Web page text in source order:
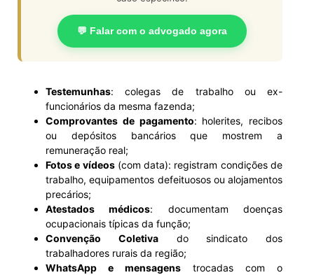
💬 Falar com o advogado agora
Testemunhas: colegas de trabalho ou ex-
funcionários da mesma fazenda;
Comprovantes de pagamento: holerites, recibos
ou depósitos bancários que mostrem a
remuneração real;
Fotos e vídeos(com data): registram condições de
trabalho, equipamentos defeituosos ou alojamentos
precários;
Atestados médicos: documentam doenças
ocupacionais típicas da função;
Convenção Coletivado sindicato dos
trabalhadores rurais da região;
WhatsApp e mensagens trocadas com o